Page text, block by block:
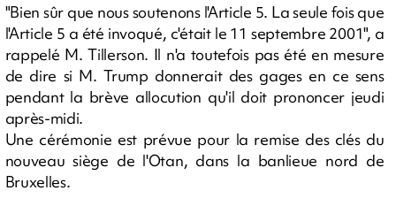
"Bien sûr que nous soutenons l'Article 5. La seule fois que
l'Article 5 a été invoqué, c'était le 11 septembre 2001", a
rappelé M. Tillerson. Il n'a toutefois pas été en mesure
de dire si M. Trump donnerait des gages en ce sens
pendant la brève allocution qu'il doit prononcer jeudi
après-midi.
Une cérémonie est prévue pour la remise des clés du
nouveau siège de l'Otan, dans la banlieue nord de
Bruxelles.